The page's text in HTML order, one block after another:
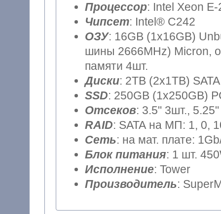
Процессор: Intel Xeon
Чипсет: Intel® C242
ОЗУ: 16GB (1x16GB)
шины 2666MHz) Micron,
памяти 4шт.
Диски: 2TB (2x1TB)
SSD: 250GB (1x250GB)
Отсеков: 3.5" 3шт.,
RAID: SATA на МП: 1, 0,
Сеть: на мат. плате:
Блок питания: 1 шт.
Исполнение: Tower
Производитель: